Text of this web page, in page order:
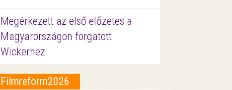
Megérkezett az első előzetes a
Magyarországon forgatott
Wickerhez
Filmreform2026